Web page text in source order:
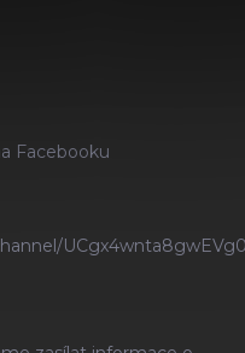
Facebooku